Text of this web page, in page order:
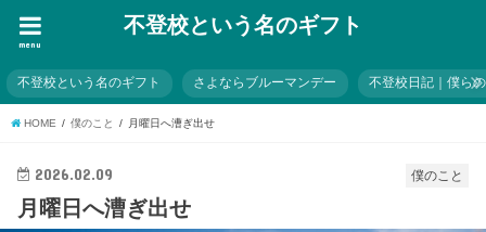
不登校という名のギフト
menu
不登校という名のギフト さよならブルーマンデー 不登校日記｜僕ら
HOME 僕のこと 月曜日へ漕ぎ出せ
僕のこと
2026.02.09
月曜日へ漕ぎ出せ